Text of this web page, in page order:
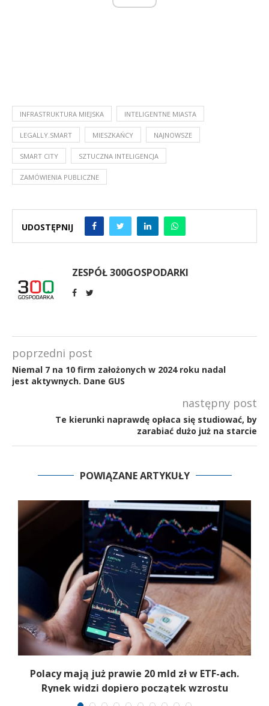
INFRASTRUKTURA MIEJSKA INTELIGENTNE MIASTA
LEGALLY.SMART MIESZKAŃCY NAJNOWSZE
SMART CITY SZTUCZNA INTELIGENCJA
ZAMÓWIENIA PUBLICZNE
UDOSTĘPNIJ
ZESPÓŁ 300GOSPODARKI
poprzedni post
Niemal 7 na 10 firm założonych w 2024 roku nadal
jest aktywnych. Dane GUS
następny post
Te kierunki naprawdę opłaca się studiować, by
zarabiać dużo już na starcie
POWIĄZANE ARTYKUŁY
Polacy mają już prawie 20 mld zł w ETF-ach.
Rynek widzi dopiero początek wzrostu